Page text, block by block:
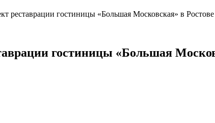
реставрации гостиницы «Большая Московская» в Ростове
гостиницы «Большая